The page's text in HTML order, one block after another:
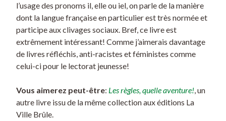
l’usage des pronoms il, elle ou iel, on parle de la manière
dont la langue française en particulier est très normée et
participe aux clivages sociaux. Bref, ce livre est
extrêmement intéressant! Comme j’aimerais davantage
de livres réfléchis, anti-racistes et féministes comme
celui-ci pour le lectorat jeunesse!
Vous aimerez peut-être: Les règles, quelle aventure!, un
autre livre issu de la même collection aux éditions La
Ville Brûle.